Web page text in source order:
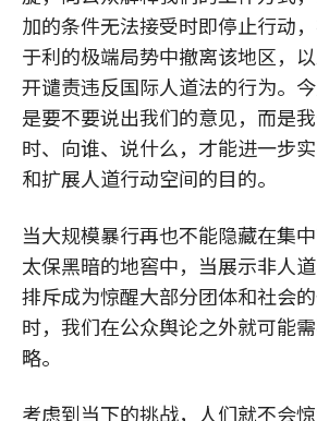
加的条件无法接受时即停止行动
于利的极端局势中撤离该地区，
开谴责违反国际人道法的行为。
是要不要说出我们的意见，而是
时、向谁、说什么，才能进一步
和扩展人道行动空间的目的。
当大规模暴行再也不能隐藏在集
太保黑暗的地窖中，当展示非人
排斥成为惊醒大部分团体和社会
时，我们在公众舆论之外就可能
略。
考虑到当下的挑战，人们就不会